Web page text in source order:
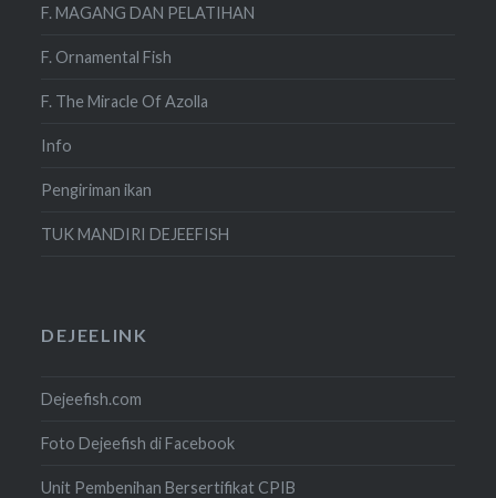
F. MAGANG DAN PELATIHAN
F. Ornamental Fish
F. The Miracle Of Azolla
Info
Pengiriman ikan
TUK MANDIRI DEJEEFISH
DEJEELINK
Dejeefish.com
Foto Dejeefish di Facebook
Unit Pembenihan Bersertifikat CPIB